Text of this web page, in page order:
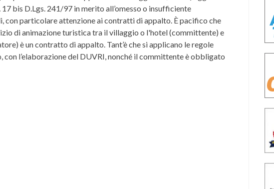
bis D.Lgs. 241/97 in merito all’omesso o insufficiente
con particolare attenzione ai contratti di appalto. È pacifico che
di animazione turistica tra il villaggio o l'hotel (committente) e
è un contratto di appalto. Tant’è che si applicano le regole
con l’elaborazione del DUVRI, nonché il committente è obbligato